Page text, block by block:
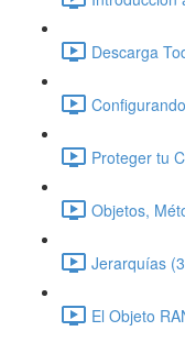
Descarga
Proteger tu
Objetos,
Jerarquías
El Objeto